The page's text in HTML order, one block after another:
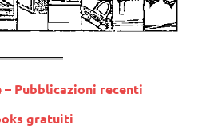
– Pubblicazioni recenti
gratuiti